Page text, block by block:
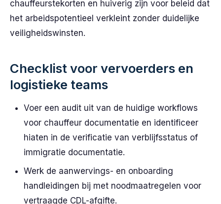
chauffeurstekorten en huiverig zijn voor beleid dat
het arbeidspotentieel verkleint zonder duidelijke
veiligheidswinsten.
Checklist voor vervoerders en
logistieke teams
Voer een audit uit van de huidige workflows
voor chauffeur documentatie en identificeer
hiaten in de verificatie van verblijfsstatus of
immigratie documentatie.
Werk de aanwervings- en onboarding
handleidingen bij met noodmaatregelen voor
vertraagde CDL-afgifte.